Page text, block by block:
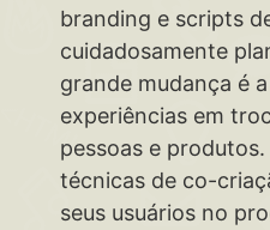
branding e scripts
cuidadosamente
grande mudança é
experiências em
pessoas e
técnicas de co-
seus usuários no